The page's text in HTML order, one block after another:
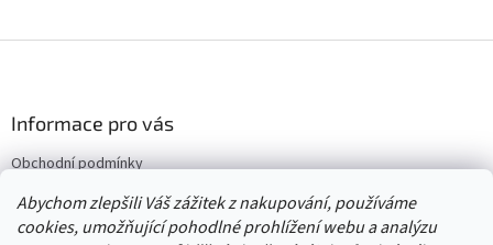
Abychom zlepšili Váš zážitek z nakupování, používáme
cookies, umožňující pohodlné prohlížení webu a analýzu
í
Informace pro vás
Obchodní podmínky
Vrácení/výměna/reklamace
Velkoobchod